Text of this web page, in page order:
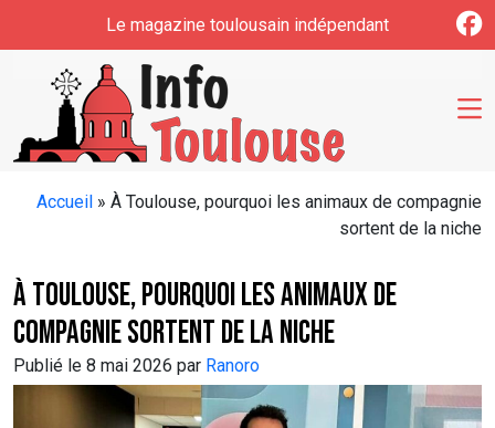
Le magazine toulousain indépendant
Accueil » À Toulouse, pourquoi les animaux de compagnie
sortent de la niche
À Toulouse, pourquoi les animaux de
compagnie sortent de la niche
Publié le 8 mai 2026 par Ranoro